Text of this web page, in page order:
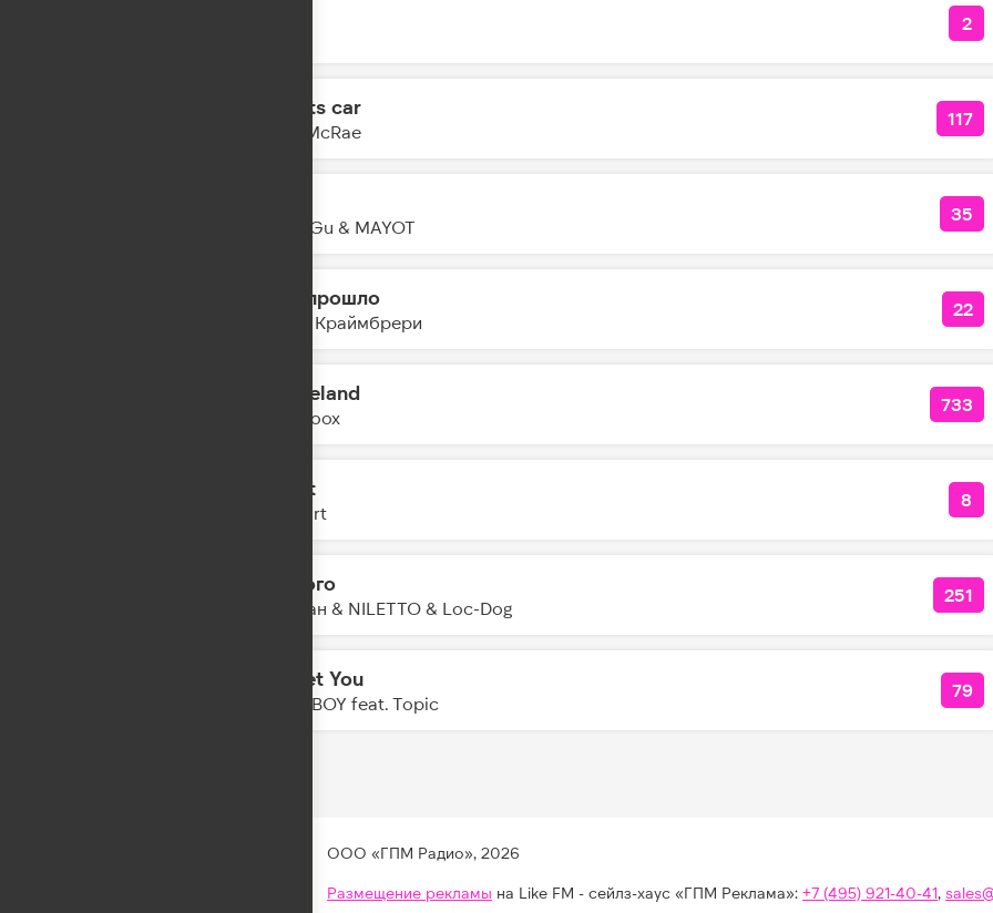
2
Sports car
Tate McRae
117
Mary Gu & MAYOT
35
Всё прошло
Мари Краймбрери
22
Graceland
Yearboox
733
Say It
AtHeart
8
Дорого
Джиган & NILETTO & Loc-Dog
251
Forget You
FAST BOY feat. Topic
79
ООО «ГПМ Радио», 2026
Размещение рекламы на Like FM - сейлз-хаус «ГПМ Реклама»:+7 (495) 921-40-41,